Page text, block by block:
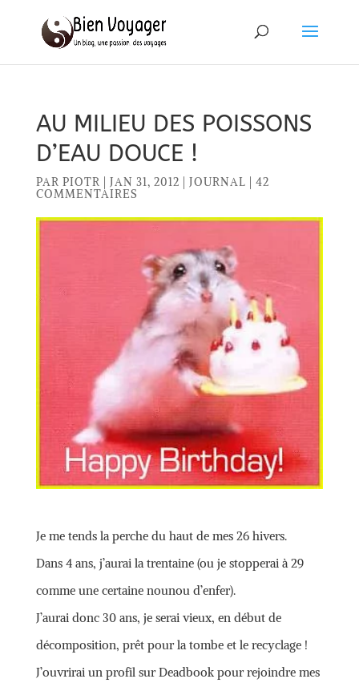
AU MILIEU DES POISSONS
D’EAU DOUCE !
PAR PIOTR JAN 31, 2012 JOURNAL
42
COMMENTAIRES
Je me tends la perche du haut de mes 26 hivers.
Dans 4 ans, j’aurai la trentaine (ou je stopperai à 29
comme une certaine nounou d’enfer).
J’aurai donc 30 ans, je serai vieux, en début de
décomposition, prêt pour la tombe et le recyclage !
J’ouvrirai un profil sur Deadbook pour rejoindre mes